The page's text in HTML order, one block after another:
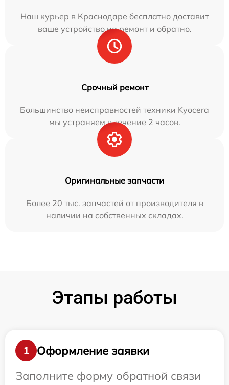
Наш курьер в Краснодаре бесплатно доставит
ваше устройство на ремонт и обратно.
Срочный ремонт
Большинство неисправностей техники Kyocera
мы устраняем в течение 2 часов.
Оригинальные запчасти
Более 20 тыс. запчастей от производителя в
наличии на собственных складах.
Этапы работы
1
Оформление заявки
Заполните форму обратной связи